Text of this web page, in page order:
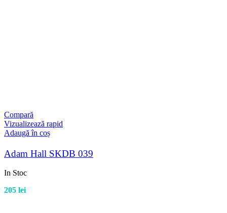
Compară
Vizualizează rapid
Adaugă în coș
Adam Hall SKDB 039
In Stoc
205 lei